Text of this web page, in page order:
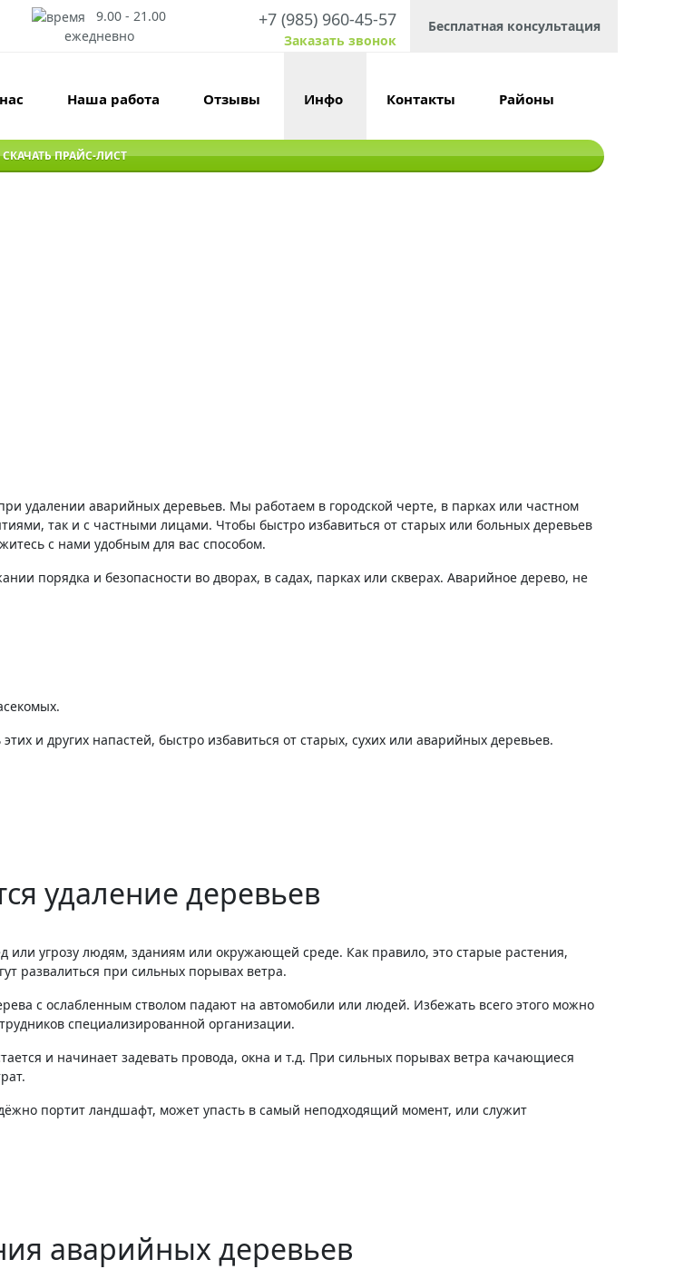
9.00 - 21.00
ежедневно
+7 (985) 960-45-57
Заказать звонок
Бесплатная консультация
Наша работа Отзывы Инфо Контакты Районы
СКАЧАТЬ ПРАЙС-ЛИСТ
удалении аварийных деревьев. Мы работаем в городской черте, в парках или частном
так и с частными лицами. Чтобы быстро избавиться от старых или больных деревьев
с нами удобным для вас способом.
порядка и безопасности во дворах, в садах, парках или скверах. Аварийное дерево, не
и других напастей, быстро избавиться от старых, сухих или аварийных деревьев.
удаление деревьев
угрозу людям, зданиям или окружающей среде. Как правило, это старые растения,
развалиться при сильных порывах ветра.
с ослабленным стволом падают на автомобили или людей. Избежать всего этого можно
специализированной организации.
и начинает задевать провода, окна и т.д. При сильных порывах ветра качающиеся
портит ландшафт, может упасть в самый неподходящий момент, или служит
аварийных деревьев